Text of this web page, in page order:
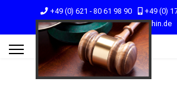
+49 (0) 621 - 80 61 98 90
+49 (0)
Kanzlei@RA-Eichin.de